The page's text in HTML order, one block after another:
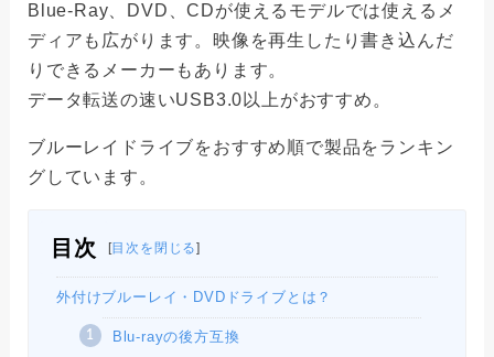
Blue-Ray、DVD、CDが使えるモデルでは使えるメ
ディアも広がります。映像を再生したり書き込んだ
りできるメーカーもあります。
データ転送の速いUSB3.0以上がおすすめ。
ブルーレイドライブをおすすめ順で製品をランキン
グしています。
目次 [目次を閉じる]
外付けブルーレイ・DVDドライブとは？
Blu-rayの後方互換